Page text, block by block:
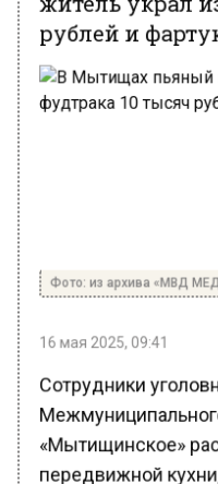
рублей и
Сотрудники
«Мытищинское»
передвижной